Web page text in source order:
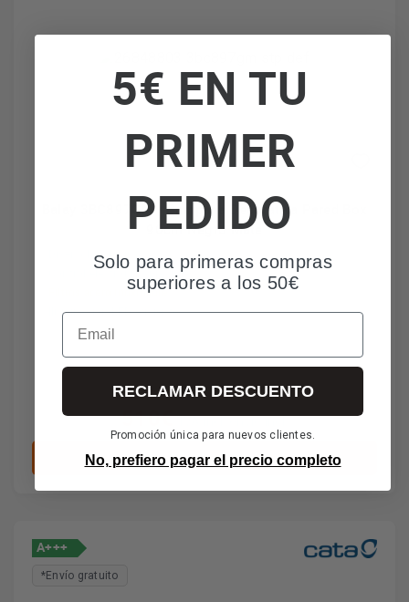
Balay 3BC897GM - Campana Decorativa Pared Box
90cm Negro Mate
Diseño box negro
Control electrónico preciso
Filtros acero inoxidable
Iluminación LED eficiente
510€
Añadir al carrito
A+++
*Envío gratuito
5€ EN TU
PRIMER
PEDIDO
Solo para primeras compras
superiores a los 50€
Email
RECLAMAR DESCUENTO
Promoción única para nuevos clientes.
No, prefiero pagar el precio completo